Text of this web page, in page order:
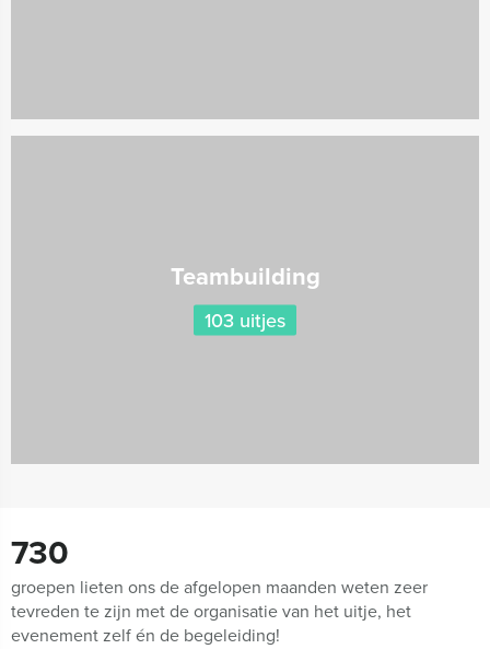
Teambuilding
103 uitjes
730
groepen lieten ons de afgelopen maanden weten zeer
tevreden te zijn met de organisatie van het uitje, het
evenement zelf én de begeleiding!